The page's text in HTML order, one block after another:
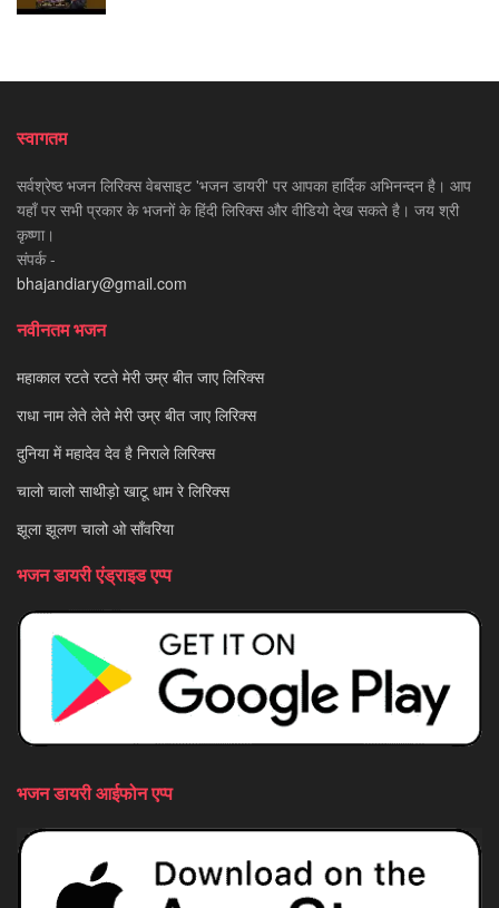
स्वागतम
सर्वश्रेष्ठ भजन लिरिक्स वेबसाइट 'भजन डायरी' पर आपका हार्दिक अभिनन्दन है। आप
यहाँ पर सभी प्रकार के भजनों के हिंदी लिरिक्स और वीडियो देख सकते है। जय श्री
कृष्णा।
संपर्क -
bhajandiary@gmail.com
नवीनतम भजन
महाकाल रटते रटते मेरी उम्र बीत जाए लिरिक्स
राधा नाम लेते लेते मेरी उम्र बीत जाए लिरिक्स
दुनिया में महादेव देव है निराले लिरिक्स
चालो चालो साथीड़ो खाटू धाम रे लिरिक्स
झूला झूलण चालो ओ साँवरिया
भजन डायरी एंड्राइड एप्प
भजन डायरी आईफोन एप्प